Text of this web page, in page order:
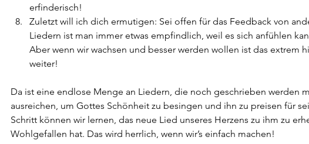
erfinderisch!
Zuletzt will ich dich ermutigen: Sei offen für das Feedback von
Liedern ist man immer etwas empfindlich, weil es sich anfühlen
Aber wenn wir wachsen und besser werden wollen ist das extrem
weiter!
Da ist eine endlose Menge an Liedern, die noch geschrieben werden
ausreichen, um Gottes Schönheit zu besingen und ihn zu preisen für
Schritt können wir lernen, das neue Lied unseres Herzens zu ihm zu
Wohlgefallen hat. Das wird herrlich, wenn wir’s einfach machen!